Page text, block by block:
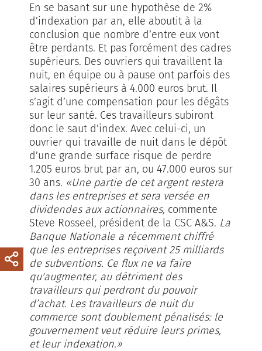
En se basant sur une hypothèse de 2%
d’indexation par an, elle aboutit à la
conclusion que nombre d’entre eux vont
être perdants. Et pas forcément des cadres
supérieurs. Des ouvriers qui travaillent la
nuit, en équipe ou à pause ont parfois des
salaires supérieurs à 4.000 euros brut. Il
s’agit d’une compensation pour les dégâts
sur leur santé. Ces travailleurs subiront
donc le saut d’index. Avec celui-ci, un
ouvrier qui travaille de nuit dans le dépôt
d’une grande surface risque de perdre
1.205 euros brut par an, ou 47.000 euros sur
30 ans. «Une partie de cet argent restera
dans les entreprises et sera versée en
dividendes aux actionnaires, commente
Steve Rosseel, président de la CSC A&S. La
Banque Nationale a récemment chiffré
que les entreprises reçoivent 25 milliards
de subventions. Ce flux ne va faire
qu'augmenter, au détriment des
travailleurs qui perdront du pouvoir
d’achat. Les travailleurs de nuit du
commerce sont doublement pénalisés: le
gouvernement veut réduire leurs primes,
et leur indexation.»